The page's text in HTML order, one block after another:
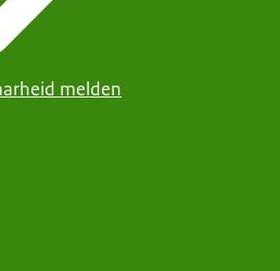
melden